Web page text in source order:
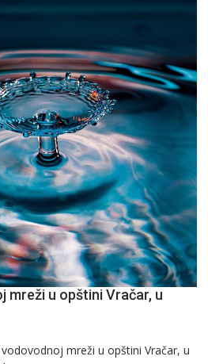
mreži u opštini Vračar, u
mreži u opštini Vračar, u